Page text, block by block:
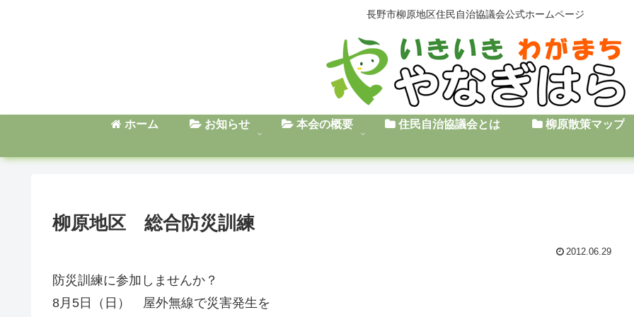
長野市柳原地区住民自治協議会公式ホームページ
ホーム お知らせ 本会の概要 住民自治協議会とは 柳原散策マップ
柳原地区 総合防災訓練
2012.06.29
防災訓練に参加しませんか？
8月5日（日） 屋外無線で災害発生を